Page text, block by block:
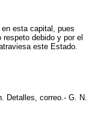
esta capital, pues
debido y por el
este Estado.
Detalles, correo.- G. N.